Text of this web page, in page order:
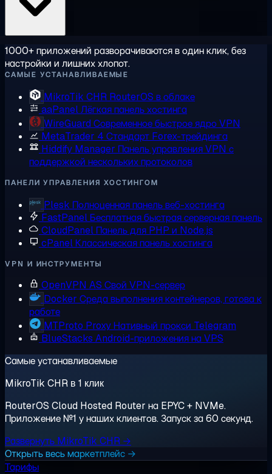
1000+ приложений разворачиваются в один клик, без
настройки и лишних хлопот.
САМЫЕ УСТАНАВЛИВАЕМЫЕ
MikroTik CHR RouterOS в облаке
aaPanelЛёгкая панель хостинга
WireGuard Современное быстрое ядро VPN
MetaTrader 4 Стандарт Forex-трейдинга
Hiddify Manager Панель управления VPN с
поддержкой нескольких протоколов
ПАНЕЛИ УПРАВЛЕНИЯ ХОСТИНГОМ
Plesk Полноценная панель веб-хостинга
FastPanelБесплатная быстрая серверная панель
CloudPanel Панель для PHP и Node.js
cPanelКлассическая панель хостинга
VPN И ИНСТРУМЕНТЫ
OpenVPN AS Свой VPN-сервер
Docker Среда выполнения контейнеров, готова к
работе
MTProto ProxyНативный прокси Telegram
BlueStacks Android-приложения на VPS
Самые устанавливаемые
MikroTik CHR в 1 клик
RouterOS Cloud Hosted Router на EPYC + NVMe.
Приложение №1 у наших клиентов. Запуск за 60 секунд.
Развернуть MikroTik CHR →
Открыть весь маркетплейс →
Тарифы